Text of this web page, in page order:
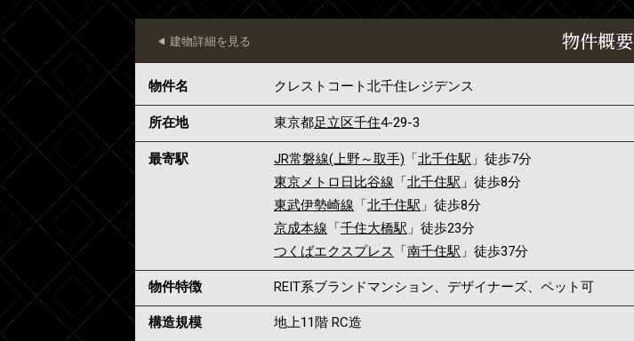
物件概要
建物詳細を見る
物件名 クレストコート北千住レジデンス
所在地 東京都足立区千住4-29-3
最寄駅 JR常磐線(上野～取手) 「北千住駅 」徒歩7分
東京メトロ日比谷線 「北千住駅 」徒歩8分
東武伊勢崎線 「北千住駅 」徒歩8分
京成本線 「千住大橋駅 」徒歩23分
つくばエクスプレス
「南千住駅 」徒歩37分
物件特徴 REIT系ブランドマンション、デザイナーズ、ペット可
構造規模 地上11階 RC造